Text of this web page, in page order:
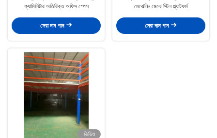
ফ্যামিলিটার অতিরিক্ত অফিস স্পেস
সেরা দাম পান
মেঝেনিন মেঝে স্টিল প্ল্যাটফর্ম
সেরা দাম পান
ভিডিও